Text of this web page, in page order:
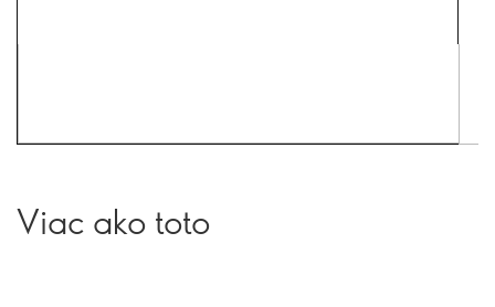
Viac ako toto